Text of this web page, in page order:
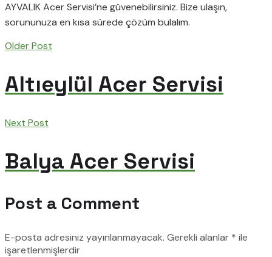
AYVALIK Acer Servisi’ne güvenebilirsiniz. Bize ulaşın,
sorununuza en kısa sürede çözüm bulalım.
Older Post
Altıeylül Acer Servisi
Next Post
Balya Acer Servisi
Post a Comment
E-posta adresiniz yayınlanmayacak. Gerekli alanlar * ile
işaretlenmişlerdir